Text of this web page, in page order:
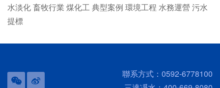
水淡化畜牧行業 煤化工 典型案例 環境工程 水務運營 污水
提標
聯系方式：0592-6778100